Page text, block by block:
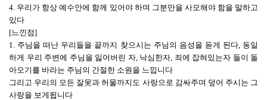
4. 우리가 항상 예수안에 함께 있어야 하며 그분만을 사모해야 함을 말하고
있다
[느낀점]
1. 주님을 떠난 우리들을 끝까지 찾으시는 주님의 음성을 듣게 된다, 동일
하게 우리 주변에 주님을 잃어버린 자, 낙심한자, 죄에 잡혀있는자 들이 돌
아오기를 바라는 주님의 간절한 소원을 느낍니다
그리고 우리의 모든 잘못과 허물까지도 사랑으로 감싸주며 덮어 주시는 그
사랑을 보게됩니다